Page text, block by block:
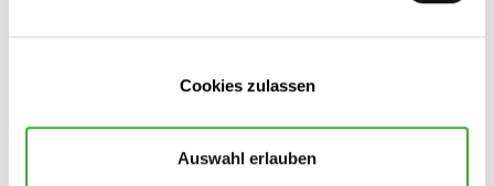
Cookies zulassen
Auswahl erlauben
Streetbooster Sirius E-Scooter-Service
Servicetermin vereinbaren